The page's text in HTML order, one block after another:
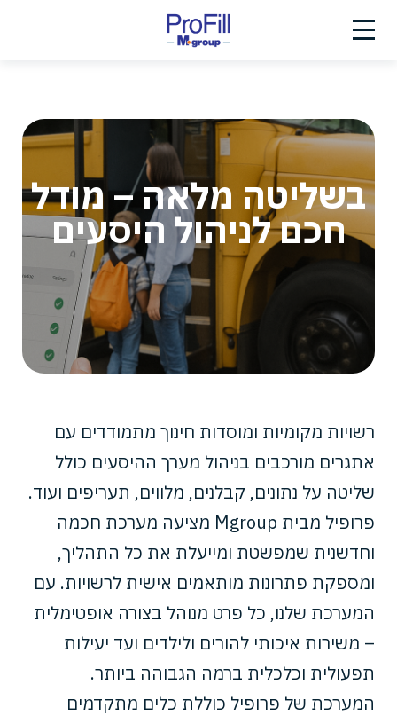
בשליטה מלאה – מודל
חכם לניהול היסעים
רשויות מקומיות ומוסדות חינוך מתמודדים עם
אתגרים מורכבים בניהול מערך ההיסעים כולל
שליטה על נתונים, קבלנים, מלווים, תעריפים ועוד.
פרופיל מבית Mgroup מציעה מערכת חכמה
וחדשנית שמפשטת ומייעלת את כל התהליך,
ומספקת פתרונות מותאמים אישית לרשויות. עם
המערכת שלנו, כל פרט מנוהל בצורה אופטימלית
– משירות איכותי להורים ולילדים ועד יעילות
תפעולית וכלכלית ברמה הגבוהה ביותר.
המערכת של פרופיל כוללת כלים מתקדמים